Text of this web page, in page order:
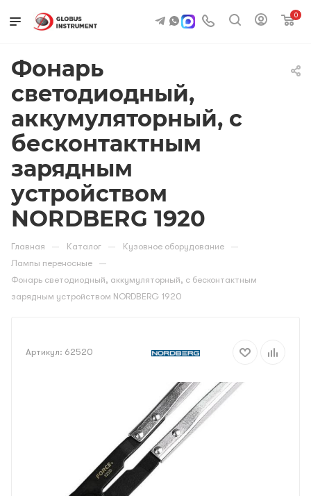
0
Фонарь
светодиодный,
аккумуляторный, с
бесконтактным
зарядным
устройством
NORDBERG 1920
Главная — Каталог — Кузовное оборудование —
Лампы переносные —
Фонарь светодиодный, аккумуляторный, с бесконтактным
зарядным устройством NORDBERG 1920
Артикул: 62520